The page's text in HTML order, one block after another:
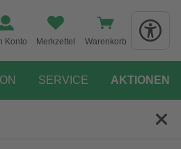
Konto Merkzettel Warenkorb
SERVICE AKTIONEN